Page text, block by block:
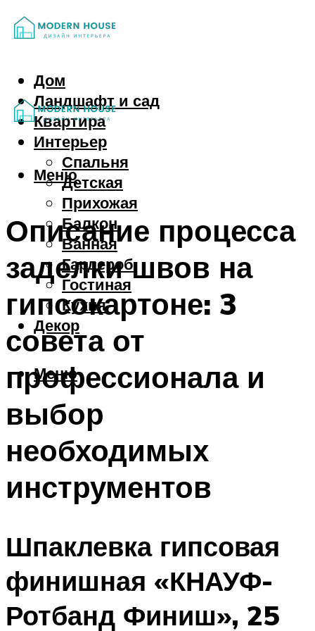
Дом
Ландшафт и сад
Квартира
Интерьер
Спальня
Детская
Прихожая
Балкон
Ванная
Гардероб
Гостиная
Кухня
Декор
Меню
Меню
Описание процесса
заделки швов на
гипсокартоне: 3
совета от
профессионала и
выбор
необходимых
инструментов
Шпаклевка гипсовая
финишная «КНАУФ-
Ротбанд Финиш», 25